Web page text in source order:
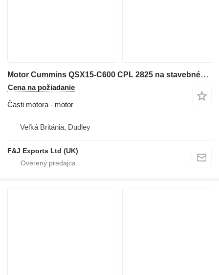
Motor Cummins QSX15-C600 CPL 2825 na stavebného stroja
Cena na požiadanie
Časti motora - motor
Veľká Británia, Dudley
F&J Exports Ltd (UK)